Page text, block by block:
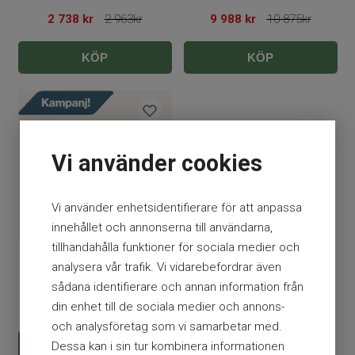
Vi använder cookies
Vi använder enhetsidentifierare för att anpassa
innehållet och annonserna till användarna,
tillhandahålla funktioner för sociala medier och
analysera vår trafik. Vi vidarebefordrar även
sådana identifierare och annan information från
din enhet till de sociala medier och annons-
och analysföretag som vi samarbetar med.
Dessa kan i sin tur kombinera informationen
realistisk förhöjning av bröstet.
Inbyggd klickmekanism signalerar om
bröstkompressioner görs djupt nog (akustisk
För att kunna blåsa in luft måste också
bakåt.
enkelt sätt som underlättar för instruktören vid
transport och förberedelser inför utbildningen.
Dockans material är beständigt mot limmet på
övningshjärtstartares elektroder.
Produkten innehåller ingen latex.
3 års garanti.
2 738 kr 2 963kr
KÖP
9 988 kr 10 875kr
KÖP
HLR-docka Junior, mörk
hud, 4-pack Prestan
9 988 kr 10 875kr
KÖP